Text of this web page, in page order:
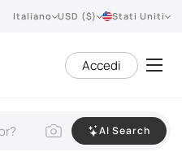
Italiano USD ($) Stati Uniti
Accedi
AI Search